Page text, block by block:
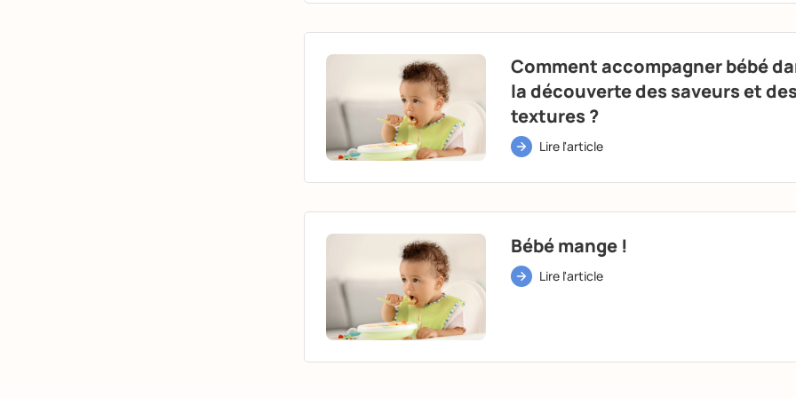
Comment accompagner bébé
la découverte des saveurs et
textures ?
Lire l'article
Bébé mange !
Lire l'article